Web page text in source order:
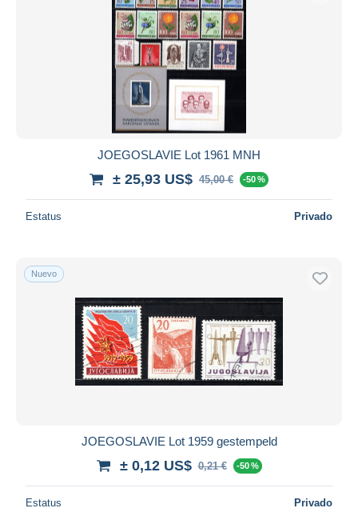
JOEGOSLAVIE Lot 1961 MNH
± 25,93 US$ 45,00 € -50 %
Estatus Privado
Nuevo
JOEGOSLAVIE Lot 1959 gestempeld
± 0,12 US$ 0,21 € -50 %
Estatus Privado